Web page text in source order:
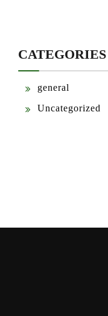
CATEGORIES
general
Uncategorized